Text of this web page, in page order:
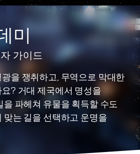
미
가이드
을 쟁취하고, 무역으로 막대한
? 거대 제국에서 명성을
파헤쳐 유물을 획득할 수도
맞는 길을 선택하고 운명을